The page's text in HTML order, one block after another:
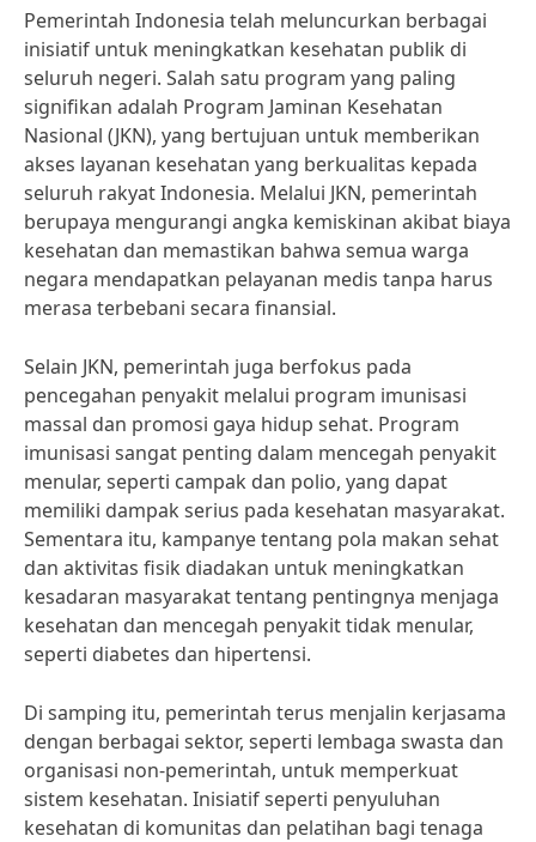
Pemerintah Indonesia telah meluncurkan berbagai
inisiatif untuk meningkatkan kesehatan publik di
seluruh negeri. Salah satu program yang paling
signifikan adalah Program Jaminan Kesehatan
Nasional (JKN), yang bertujuan untuk memberikan
akses layanan kesehatan yang berkualitas kepada
seluruh rakyat Indonesia. Melalui JKN, pemerintah
berupaya mengurangi angka kemiskinan akibat biaya
kesehatan dan memastikan bahwa semua warga
negara mendapatkan pelayanan medis tanpa harus
merasa terbebani secara finansial.
Selain JKN, pemerintah juga berfokus pada
pencegahan penyakit melalui program imunisasi
massal dan promosi gaya hidup sehat. Program
imunisasi sangat penting dalam mencegah penyakit
menular, seperti campak dan polio, yang dapat
memiliki dampak serius pada kesehatan masyarakat.
Sementara itu, kampanye tentang pola makan sehat
dan aktivitas fisik diadakan untuk meningkatkan
kesadaran masyarakat tentang pentingnya menjaga
kesehatan dan mencegah penyakit tidak menular,
seperti diabetes dan hipertensi.
Di samping itu, pemerintah terus menjalin kerjasama
dengan berbagai sektor, seperti lembaga swasta dan
organisasi non-pemerintah, untuk memperkuat
sistem kesehatan. Inisiatif seperti penyuluhan
kesehatan di komunitas dan pelatihan bagi tenaga